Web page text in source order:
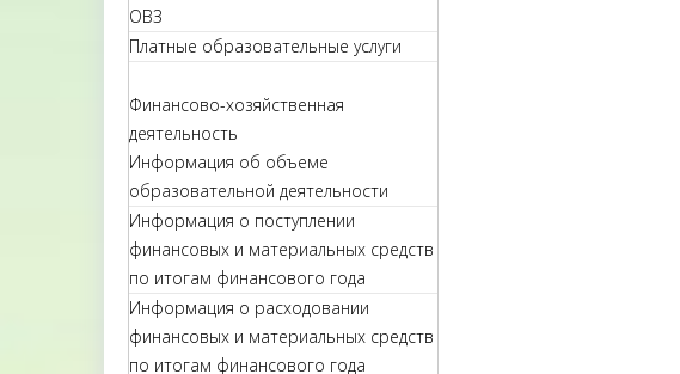
ОВЗ
Платные образовательные услуги
Финансово-хозяйственная
деятельность
Информация об объеме
образовательной деятельности
Информация о поступлении
финансовых и материальных средств
по итогам финансового года
Информация о расходовании
финансовых и материальных средств
по итогам финансового года